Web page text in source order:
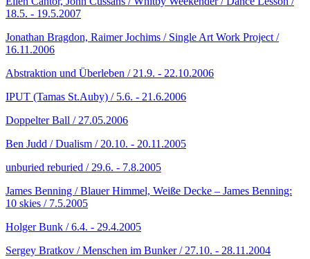
18.5. - 19.5.2007
Jonathan Bragdon, Raimer Jochims / Single Art Work Project /
16.11.2006
Abstraktion und Überleben / 21.9. - 22.10.2006
IPUT (Tamas St.Auby) / 5.6. - 21.6.2006
Doppelter Ball / 27.05.2006
Ben Judd / Dualism / 20.10. - 20.11.2005
unburied reburied / 29.6. - 7.8.2005
James Benning / Blauer Himmel, Weiße Decke – James Benning:
10 skies / 7.5.2005
Holger Bunk / 6.4. - 29.4.2005
Sergey Bratkov / Menschen im Bunker / 27.10. - 28.11.2004